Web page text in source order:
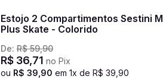
Estojo 2 Compartimentos Sestini M
Plus Skate - Colorido
De:R$ 59,90
R$ 36,71 no Pix
ou R$ 39,90 em 1x de R$ 39,90